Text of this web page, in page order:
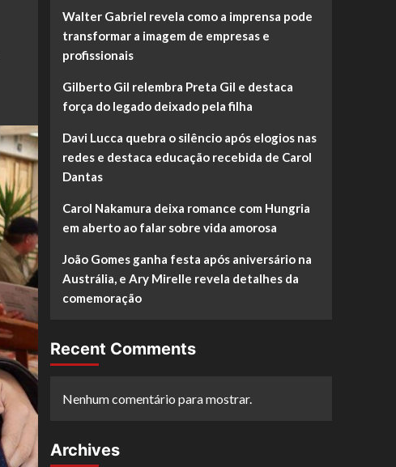
Walter Gabriel revela como a imprensa pode
transformar a imagem de empresas e
profissionais
Gilberto Gil relembra Preta Gil e destaca
força do legado deixado pela filha
Davi Lucca quebra o silêncio após elogios nas
redes e destaca educação recebida de Carol
Dantas
Carol Nakamura deixa romance com Hungria
em aberto ao falar sobre vida amorosa
João Gomes ganha festa após aniversário na
Austrália, e Ary Mirelle revela detalhes da
comemoração
Recent Comments
Nenhum comentário para mostrar.
Archives